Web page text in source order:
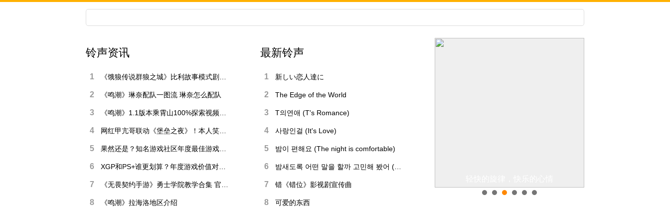
铃声资讯
1
2 《鸣潮》琳奈配队一图流 琳奈怎么配队
3
4
5
6
7
8 《鸣潮》拉海洛地区介绍
最新铃声
1 新しい恋人達に
2 The Edge of the World
3 T의연애 (T's Romance)
4 사랑인걸 (It's Love)
5 밤이 편해요 (The night is comfortable)
6
7 错《错位》影视剧宣传曲
8 可爱的东西